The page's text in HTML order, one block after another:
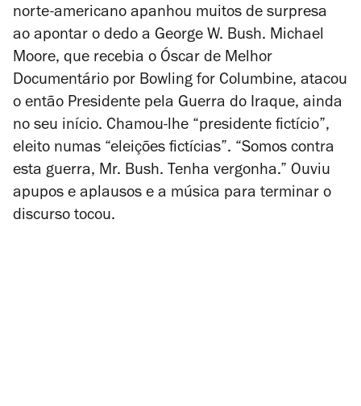
norte-americano apanhou muitos de surpresa
ao apontar o dedo a George W. Bush. Michael
Moore, que recebia o Óscar de Melhor
Documentário por Bowling for Columbine, atacou
o então Presidente pela Guerra do Iraque, ainda
no seu início. Chamou-lhe “presidente fictício”,
eleito numas “eleições fictícias”. “Somos contra
esta guerra, Mr. Bush. Tenha vergonha.” Ouviu
apupos e aplausos e a música para terminar o
discurso tocou.